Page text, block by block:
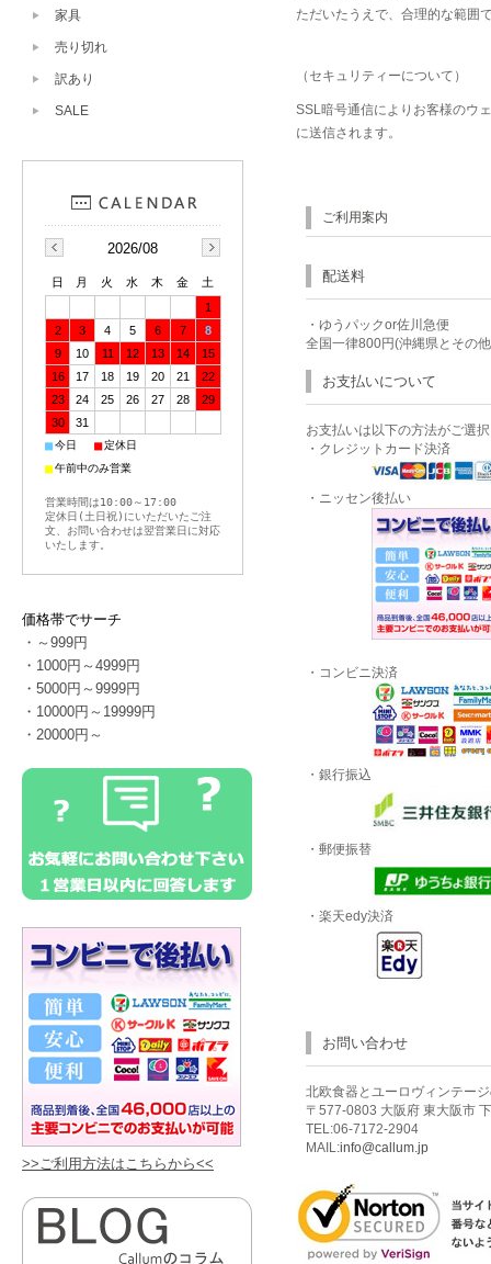
ただいたうえで、合理的な範囲
（セキュリティーについて）
SSL暗号通信によりお客様のウ
に送信されます。
ご利用案内
配送料
・ゆうパックor佐川急便
全国一律800円(沖縄県とその
お支払いについて
お支払いは以下の方法がご選
・クレジットカード決済
・ニッセン後払い
・コンビニ決済
・銀行振込
・郵便振替
・楽天edy決済
お問い合わせ
北欧食器とユーロヴィンテー
〒577-0803 大阪府 東大阪市
TEL:06-7172-2904
MAIL:info@callum.jp
家具
売り切れ
訳あり
SALE
2026/08
日 月 火 水 木 金
土
1
2
3 4 5 6 7
8
9
10 11 12 13 14
15
16
17 18 19 20 21
22
23
24 25 26 27 28
29
30
31
■今日 ■定休日
■午前中のみ営業
営業時間は10:00～17:00
定休日(土日祝)にいただいたご注
文、お問い合わせは翌営業日に対応
いたします。
価格帯でサーチ
・～999円
・1000円～4999円
・5000円～9999円
・10000円～19999円
・20000円～
>>ご利用方法はこちらから<<